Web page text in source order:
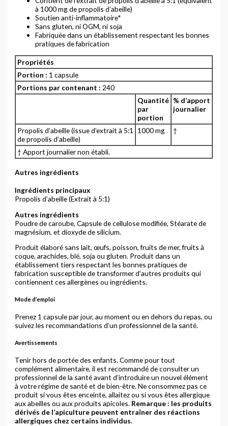
à 1000 mg de propolis d’abeille)
Soutien anti-inflammatoire*
Sans gluten, ni OGM, ni soja
Fabriquée dans un établissement respectant les bonnes
pratiques de fabrication
Propriétés
Portion : 1 capsule
Portions par contenant : 240
Quantité
par
portion
% d’apport
journalier
Propolis d’abeille (issue d’extrait à 5:1
de propolis d’abeille)
1000 mg †
† Apport journalier non établi.
Autres ingrédients
Ingrédients principaux
Propolis d’abeille (Extrait à 5:1)
Autres ingrédients
Poudre de caroube, Capsule de cellulose modifiée, Stéarate de
magnésium, et dioxyde de silicium.
Produit élaboré sans lait, œufs, poisson, fruits de mer, fruits à
coque, arachides, blé, soja ou gluten. Produit dans un
établissement tiers respectant les bonnes pratiques de
fabrication susceptible de transformer d’autres produits qui
contiennent ces allergènes ou ingrédients.
Mode d’emploi
Prenez 1 capsule par jour, au moment ou en dehors du repas, ou
suivez les recommandations d’un professionnel de la santé.
Avertissements
Tenir hors de portée des enfants. Comme pour tout
complément alimentaire, il est recommandé de consulter un
professionnel de la santé avant d’introduire un nouvel élément
à votre régime de santé et de bien-être. Ne consommez pas ce
produit si vous êtes enceinte, allaitez ou si vous êtes allergique
aux abeilles ou aux produits apicoles. Remarque : les produits
dérivés de l’apiculture peuvent entraîner des réactions
allergiques chez certains individus.